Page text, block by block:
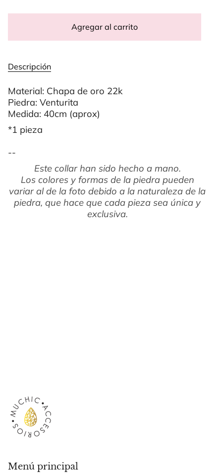
Agregar al carrito
Descripción
Material: Chapa de oro 22k
Piedra: Venturita
Medida: 40cm (aprox)
*1 pieza
--
Este collar han sido hecho a mano.
Los colores y formas de la piedra pueden
variar al de la foto debido a la naturaleza de la
piedra, que hace que cada pieza sea única y
exclusiva.
Menú principal